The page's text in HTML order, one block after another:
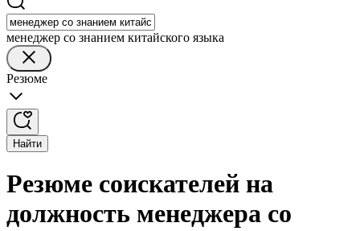
менеджер со знанием китайского языка
Резюме
Найти
Резюме соискателей на
должность менеджера со